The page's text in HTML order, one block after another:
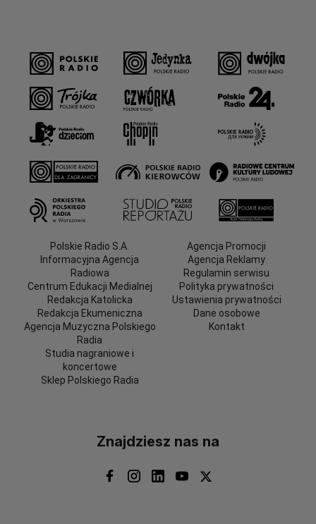
Polskie Radio S.A.
Informacyjna Agencja
Radiowa
Centrum Edukacji Medialnej
Redakcja Katolicka
Redakcja Ekumeniczna
Agencja Muzyczna Polskiego
Radia
Studia nagraniowe i
koncertowe
Sklep Polskiego Radia
Agencja Promocji
Agencja Reklamy
Regulamin serwisu
Polityka prywatności
Ustawienia prywatności
Dane osobowe
Kontakt
Znajdziesz nas na